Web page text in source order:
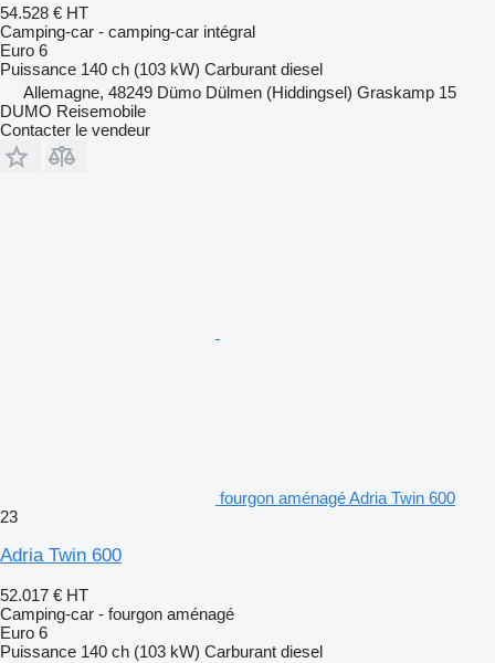
54.528 € HT
Camping-car - camping‐car intégral
Euro 6
Puissance 140 ch (103 kW) Carburant diesel
Allemagne, 48249 Dümo Dülmen (Hiddingsel) Graskamp 15
DUMO Reisemobile
Contacter le vendeur
fourgon aménagé Adria Twin 600
23
Adria Twin 600
52.017 € HT
Camping-car - fourgon aménagé
Euro 6
Puissance 140 ch (103 kW) Carburant diesel